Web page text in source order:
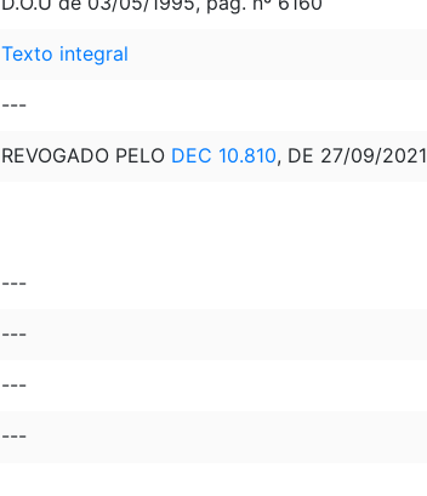
Texto integral
---
REVOGADO PELO DEC 10.810, DE 27/09/2021
---
---
---
---